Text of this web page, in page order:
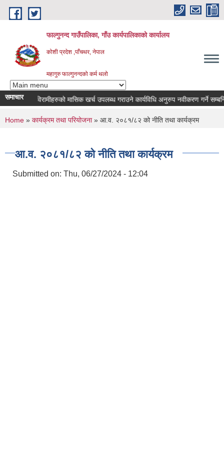
Skip to main content
फाल्गुनन्द गाउँपालिका, गाँउ कार्यपालिकाको कार्यालय
कोशी प्रदेश ,पाँचथर, नेपाल
महागुरु फाल्गुनन्दको कर्म थलो
समाचार
रोगका विरामीहरुको मासिक खर्च उपलब्ध गराउने कार्यविधि अनुरुप नवीकरण गर्ने सम्बन्धि
You are here
Home » कार्यक्रम तथा परियोजना» आ.व. २०८१/८२ को नीति तथा कार्यक्रम
आ.व. २०८१/८२ को नीति तथा कार्यक्रम
Submitted on: Thu, 06/27/2024 - 12:04